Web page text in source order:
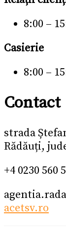
8:00 –
Casierie
8:00 –
Contact
strada
Rădăuți,
+4 0230 560
acetsv.ro